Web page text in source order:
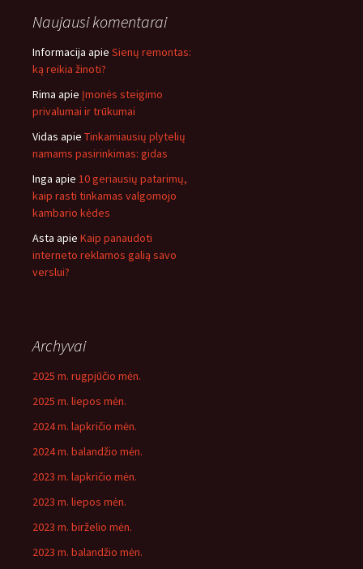
Naujausi komentarai
Informacija apie Sienų remontas:
ką reikia žinoti?
Rima apie Įmonės steigimo
privalumai ir trūkumai
Vidas apie Tinkamiausių plytelių
namams pasirinkimas: gidas
Inga apie 10 geriausių patarimų,
kaip rasti tinkamas valgomojo
kambario kėdes
Asta apie Kaip panaudoti
interneto reklamos galią savo
verslui?
Archyvai
2025 m. rugpjūčio mėn.
2025 m. liepos mėn.
2024 m. lapkričio mėn.
2024 m. balandžio mėn.
2023 m. lapkričio mėn.
2023 m. liepos mėn.
2023 m. birželio mėn.
2023 m. balandžio mėn.